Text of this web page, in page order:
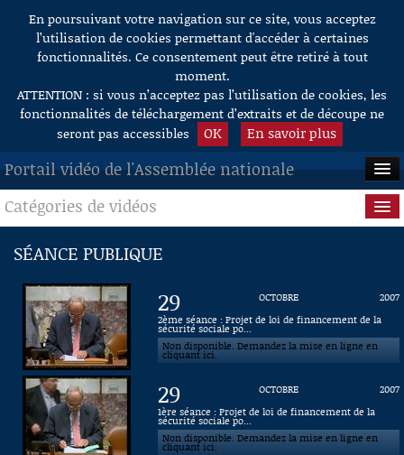
Aller au contenu
En poursuivant votre navigation sur ce site, vous acceptez
l’utilisation de cookies permettant d'accéder à certaines
fonctionnalités. Ce consentement peut être retiré à tout
moment.
ATTENTION : si vous n’acceptez pas l’utilisation de cookies, les
fonctionnalités de téléchargement d’extraits et de découpe ne
seront pas accessibles
OK En savoir plus
Portail vidéo de l'Assemblée nationale
ACCUEIL
EN DIRECT
À LA DEMANDE
RECHERCHE
AIDE À LA DÉCOUPE
DE VIDÉOS
Catégories de vidéos
Séance publique
Questions au Gouvernement
Commissions
Présidence
Évènements
Connaissance, Histoire
SÉANCE PUBLIQUE
29 OCTOBRE
2007
2ème séance : Projet de loi de financement de la
sécurité sociale po...
Non disponible. Demandez la mise en ligne en
cliquant ici.
29 OCTOBRE
2007
1ère séance : Projet de loi de financement de la
sécurité sociale po...
Non disponible. Demandez la mise en ligne en
cliquant ici.